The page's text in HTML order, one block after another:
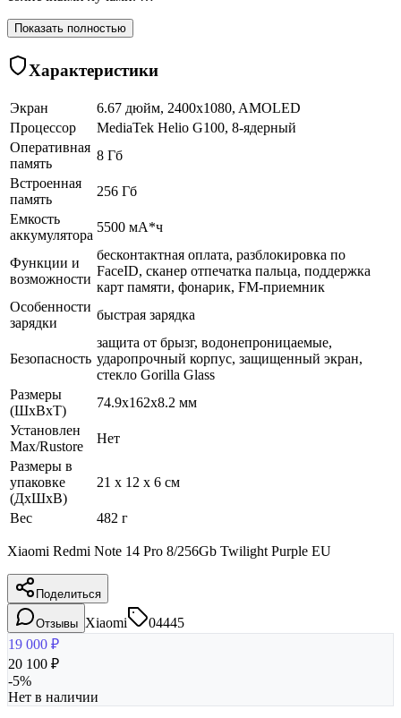
Показать полностью
Характеристики
Экран
6.67 дюйм, 2400x1080, AMOLED
Процессор
MediaTek Helio G100, 8-ядерный
Оперативная
память
8 Гб
Встроенная
память
256 Гб
Емкость
аккумулятора
5500 мА*ч
Функции и
возможности
бесконтактная оплата, разблокировка по
FaceID, сканер отпечатка пальца, поддержка
карт памяти, фонарик, FM-приемник
Особенности
зарядки
быстрая зарядка
Безопасность
защита от брызг, водонепроницаемые,
ударопрочный корпус, защищенный экран,
cтекло Gorilla Glass
Размеры
(ШхВхТ)
74.9x162x8.2 мм
Установлен
Max/Rustore
Нет
Размеры в
упаковке
(ДхШхВ)
21 x 12 x 6 см
Вес 482 г
Xiaomi Redmi Note 14 Pro 8/256Gb Twilight Purple EU
Поделиться
Отзывы Xiaomi
04445
19 000 ₽
20 100 ₽
-5%
Нет в наличии